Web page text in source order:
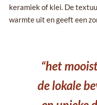
keramiek of klei. De
warmte uit en geeft een
“het
de lokale